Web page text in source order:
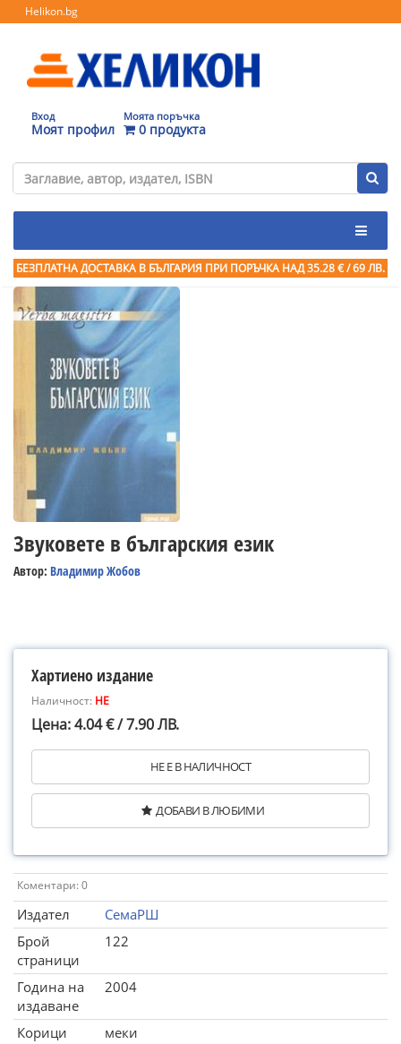
Helikon.bg
Вход
Моят профил
Моята поръчка
0 продукта
БЕЗПЛАТНА ДОСТАВКА В БЪЛГАРИЯ ПРИ ПОРЪЧКА НАД 35.28 € / 69 ЛВ.
Звуковете в българския език
Автор: Владимир Жобов
Хартиено издание
Наличност: НЕ
Цена: 4.04 € / 7.90 ЛВ.
НЕ Е В НАЛИЧНОСТ
ДОБАВИ В ЛЮБИМИ
Коментари: 0
Издател
СемаРШ
Брой
страници
122
Година на
издаване
2004
Корици
меки